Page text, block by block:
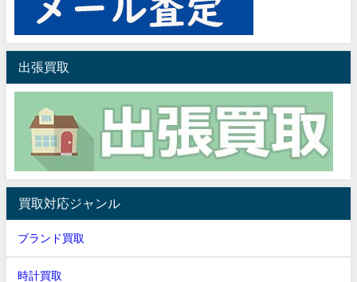
出張買取
買取対応ジャンル
ブランド買取
時計買取